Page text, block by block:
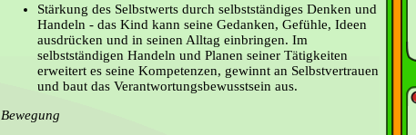
Stärkung des Selbstwerts durch selbstständiges Denken und
Handeln - das Kind kann seine Gedanken, Gefühle, Ideen
ausdrücken und in seinen Alltag einbringen. Im
selbstständigen Handeln und Planen seiner Tätigkeiten
erweitert es seine Kompetenzen, gewinnt an Selbstvertrauen
und baut das Verantwortungsbewusstsein aus.
Bewegung